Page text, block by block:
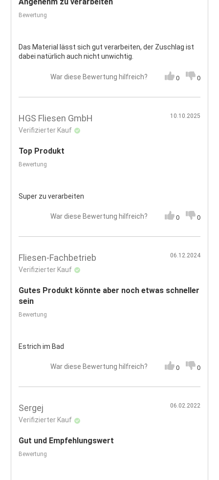
Angenehm zu verarbeiten
Bewertung
Das Material lässt sich gut verarbeiten, der Zuschlag ist
dabei natürlich auch nicht unwichtig.
War diese Bewertung hilfreich? 0 0
HGS Fliesen GmbH
Verifizierter Kauf
10.10.2025
Top Produkt
Bewertung
Super zu verarbeiten
War diese Bewertung hilfreich? 0 0
Fliesen-Fachbetrieb
Verifizierter Kauf
06.12.2024
Gutes Produkt könnte aber noch etwas schneller
sein
Bewertung
Estrich im Bad
War diese Bewertung hilfreich? 0 0
Sergej
Verifizierter Kauf
06.02.2022
Gut und Empfehlungswert
Bewertung